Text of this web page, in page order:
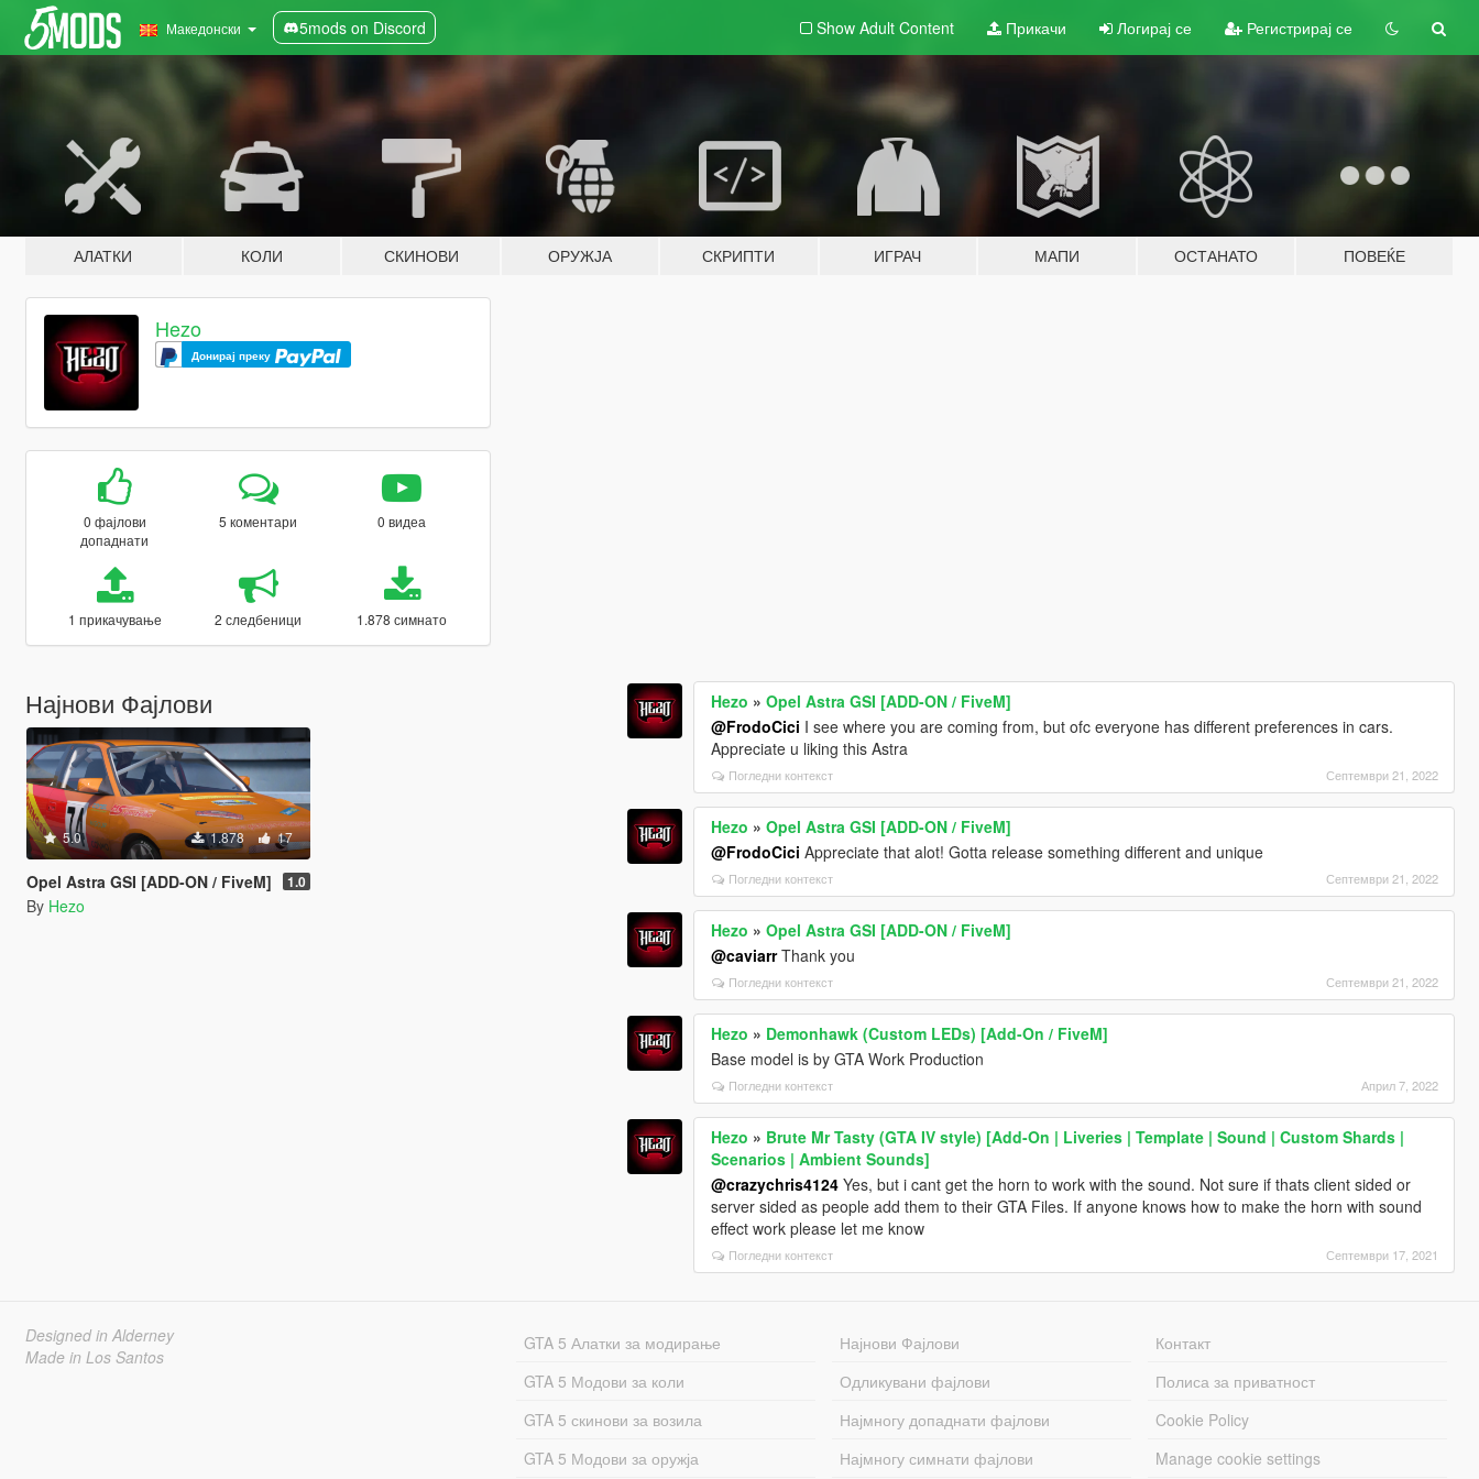
Македонски 5mods on Discord Show Adult Content Прикачи Логирај се Регистрирај се
АЛАТКИ КОЛИ СКИНОВИ ОРУЖЈА СКРИПТИ ИГРАЧ МАПИ ОСТАНАТО ПОВЕЌЕ
Hezo
Донирај преку
0 фајлови
допаднати
5 коментари 0 видеа
1 прикачување 2 следбеници 1.878 симнато
Најнови Фајлови
5.0 1.878 17
Opel Astra GSI [ADD-ON / FiveM] 1.0
By Hezo
Hezo »Opel Astra GSI [ADD-ON / FiveM]
@FrodoCici I see where you are coming from, but ofc everyone has different preferences in cars.
Appreciate u liking this Astra
Погледни контекст Септември 21, 2022
Hezo »Opel Astra GSI [ADD-ON / FiveM]
@FrodoCici Appreciate that alot! Gotta release something different and unique
Погледни контекст Септември 21, 2022
Hezo »Opel Astra GSI [ADD-ON / FiveM]
@caviarrThank you
Погледни контекст Септември 21, 2022
Hezo » Demonhawk (Custom LEDs) [Add-On / FiveM]
Base model is by GTA Work Production
Погледни контекст Април 7, 2022
Hezo » Brute Mr Tasty (GTA IV style) [Add-On | Liveries | Template | Sound | Custom Shards |
Scenarios | Ambient Sounds]
@crazychris4124 Yes, but i cant get the horn to work with the sound. Not sure if thats client sided or
server sided as people add them to their GTA Files. If anyone knows how to make the horn with sound
effect work please let me know
Погледни контекст Септември 17, 2021
Designed in Alderney
Made in Los Santos
GTA 5 Алатки за модирање
GTA 5 Модови за коли
GTA 5 скинови за возила
GTA 5 Модови за оружја
Најнови Фајлови
Одликувани фајлови
Најмногу допаднати фајлови
Најмногу симнати фајлови
Контакт
Полиса за приватност
Cookie Policy
Manage cookie settings